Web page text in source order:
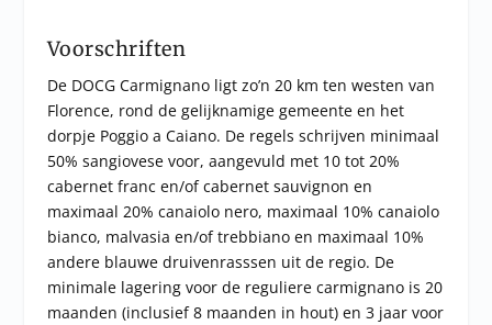
Voorschriften
De DOCG Carmignano ligt zo’n 20 km ten westen van
Florence, rond de gelijknamige gemeente en het
dorpje Poggio a Caiano. De regels schrijven minimaal
50% sangiovese voor, aangevuld met 10 tot 20%
cabernet franc en/of cabernet sauvignon en
maximaal 20% canaiolo nero, maximaal 10% canaiolo
bianco, malvasia en/of trebbiano en maximaal 10%
andere blauwe druivenrasssen uit de regio. De
minimale lagering voor de reguliere carmignano is 20
maanden (inclusief 8 maanden in hout) en 3 jaar voor